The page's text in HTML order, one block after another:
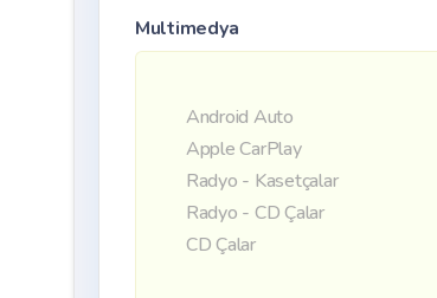
Multimedya
Android Auto
Apple CarPlay
Radyo - Kasetçalar
Radyo - CD Çalar
CD Çalar